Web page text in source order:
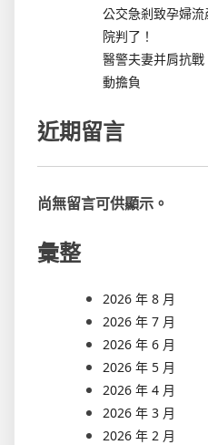
公交急剎致孕婦
院判了！
醫警夫妻并肩抗
動擔負
近期留言
尚無留言可供顯示。
彙整
2026 年 8 月
2026 年 7 月
2026 年 6 月
2026 年 5 月
2026 年 4 月
2026 年 3 月
2026 年 2 月